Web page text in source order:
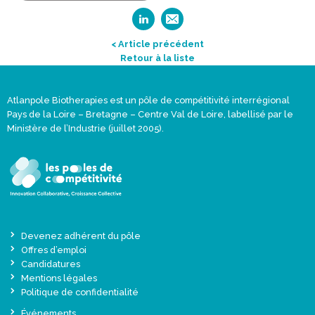
< Article précédent
Retour à la liste
Atlanpole Biotherapies est un pôle de compétitivité interrégional
Pays de la Loire – Bretagne – Centre Val de Loire, labellisé par le
Ministère de l’Industrie (juillet 2005).
Devenez adhérent du pôle
Offres d’emploi
Candidatures
Mentions légales
Politique de confidentialité